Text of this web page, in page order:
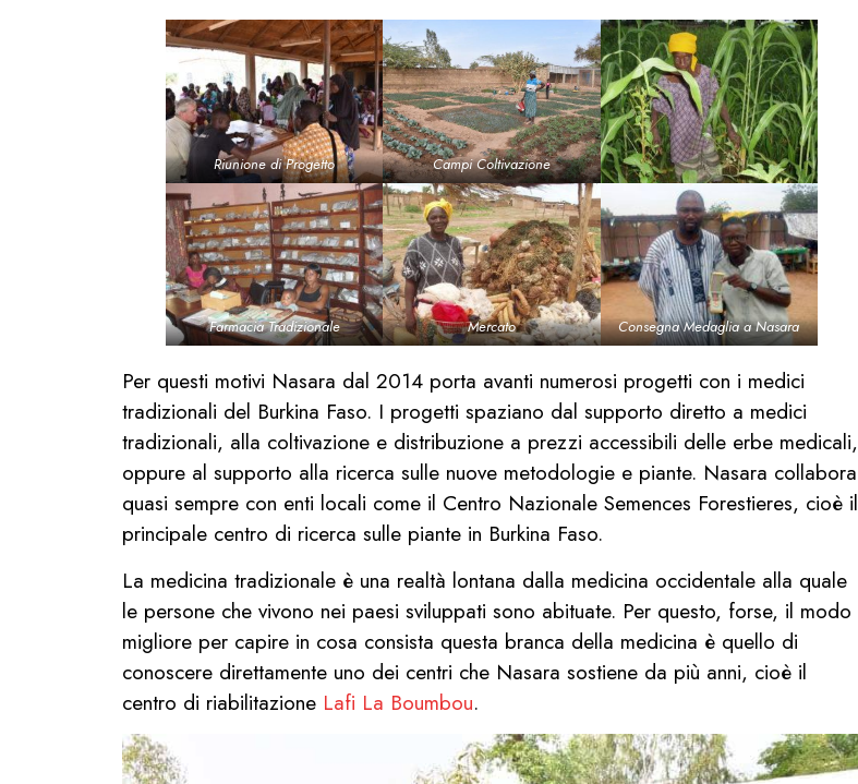
Riunione di Progetto Campi Coltivazione
Farmacia Tradizionale Mercato Consegna Medaglia a Nasara
Per questi motivi Nasara dal 2014 porta avanti numerosi progetti con i medici
tradizionali del Burkina Faso. I progetti spaziano dal supporto diretto a medici
tradizionali, alla coltivazione e distribuzione a prezzi accessibili delle erbe medicali,
oppure al supporto alla ricerca sulle nuove metodologie e piante. Nasara collabora
quasi sempre con enti locali come il Centro Nazionale Semences Forestieres, cioè il
principale centro di ricerca sulle piante in Burkina Faso.
La medicina tradizionale è una realtà lontana dalla medicina occidentale alla quale
le persone che vivono nei paesi sviluppati sono abituate. Per questo, forse, il modo
migliore per capire in cosa consista questa branca della medicina è quello di
conoscere direttamente uno dei centri che Nasara sostiene da più anni, cioè il
centro di riabilitazione Lafi La Boumbou.